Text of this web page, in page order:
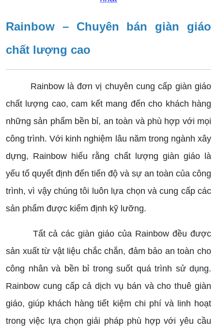
Rainbow – Chuyên bán giàn giáo
chất lượng cao
Rainbow là đơn vị chuyên cung cấp giàn giáo
chất lượng cao, cam kết mang đến cho khách hàng
những sản phẩm bền bỉ, an toàn và phù hợp với mọi
công trình. Với kinh nghiệm lâu năm trong ngành xây
dựng, Rainbow hiểu rằng chất lượng giàn giáo là
yếu tố quyết định đến tiến độ và sự an toàn của công
trình, vì vậy chúng tôi luôn lựa chọn và cung cấp các
sản phẩm được kiểm định kỹ lưỡng.
Tất cả các giàn giáo của Rainbow đều được
sản xuất từ vật liệu chắc chắn, đảm bảo an toàn cho
công nhân và bền bỉ trong suốt quá trình sử dụng.
Rainbow cung cấp cả dịch vụ bán và cho thuê giàn
giáo, giúp khách hàng tiết kiệm chi phí và linh hoạt
trong việc lựa chọn giải pháp phù hợp với yêu cầu